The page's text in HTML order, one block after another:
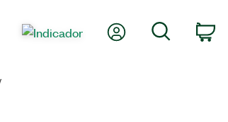
Mi cuenta Búsqueda